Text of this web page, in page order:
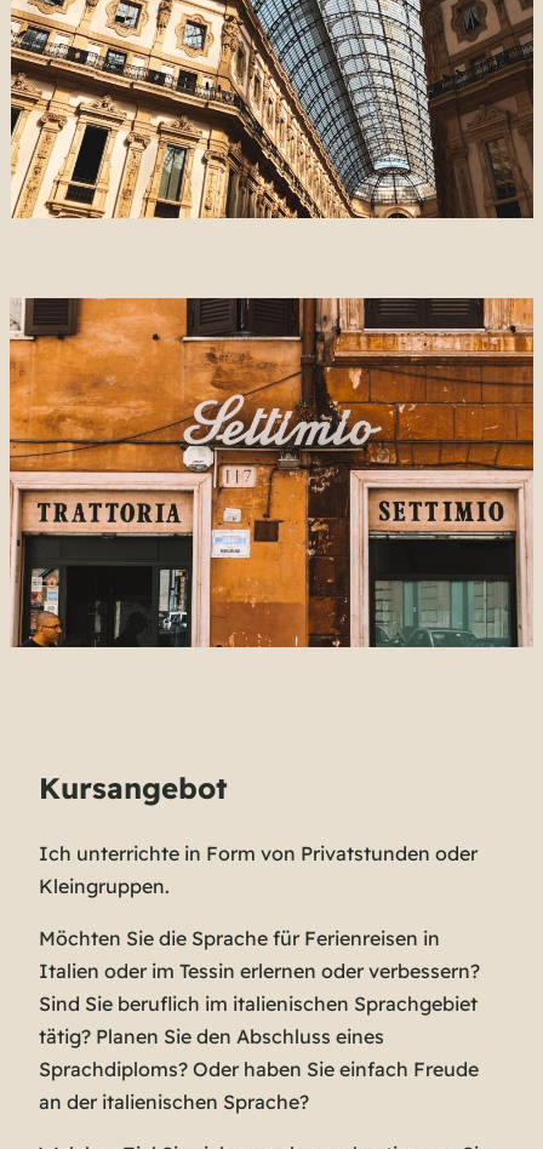
Kursangebot
Ich unterrichte in Form von Privatstunden oder
Kleingruppen.
Möchten Sie die Sprache für Ferienreisen in
Italien oder im Tessin erlernen oder verbessern?
Sind Sie beruflich im italienischen Sprachgebiet
tätig? Planen Sie den Abschluss eines
Sprachdiploms? Oder haben Sie einfach Freude
an der italienischen Sprache?